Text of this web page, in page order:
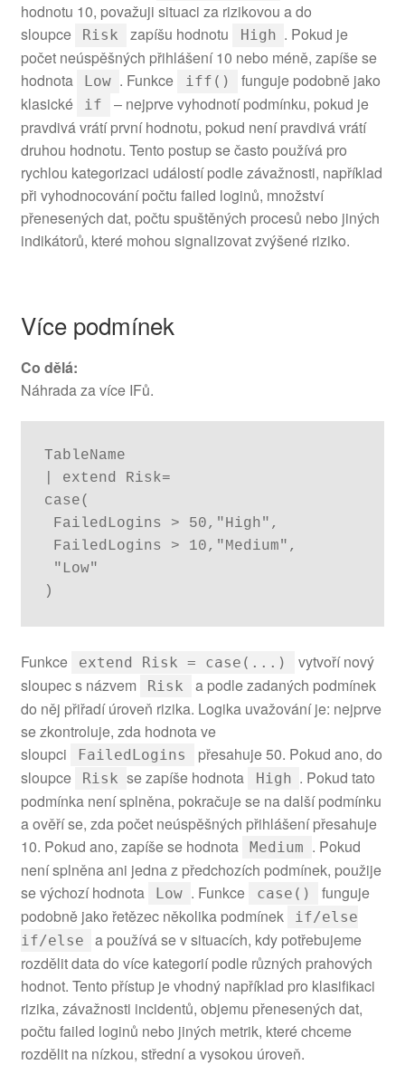
hodnotu 10, považuji situaci za rizikovou a do
sloupce
Risk zapíšu hodnotu High . Pokud je
počet neúspěšných přihlášení 10 nebo méně, zapíše se
hodnota
Low . Funkce iff()
funguje podobně jako
klasické
if
– nejprve vyhodnotí podmínku, pokud je
pravdivá vrátí první hodnotu, pokud není pravdivá vrátí
druhou hodnotu. Tento postup se často používá pro
rychlou kategorizaci událostí podle závažnosti, například
při vyhodnocování počtu failed loginů, množství
přenesených dat, počtu spuštěných procesů nebo jiných
indikátorů, které mohou signalizovat zvýšené riziko.
Více podmínek
Co dělá:
Náhrada za více IFů.
TableName
| extend Risk=
case(
)
Funkce extend Risk = case(...)
vytvoří nový
sloupec s názvem
Risk
a podle zadaných podmínek
do něj přiřadí úroveň rizika. Logika uvažování je: nejprve
se zkontroluje, zda hodnota ve
sloupci
FailedLogins
přesahuje 50. Pokud ano, do
sloupce
Risk se zapíše hodnota High . Pokud tato
podmínka není splněna, pokračuje se na další podmínku
a ověří se, zda počet neúspěšných přihlášení přesahuje
10. Pokud ano, zapíše se hodnota
Medium . Pokud
není splněna ani jedna z předchozích podmínek, použije
se výchozí hodnota
Low . Funkce case()
funguje
podobně jako řetězec několika podmínek
if/else
if/else
a používá se v situacích, kdy potřebujeme
rozdělit data do více kategorií podle různých prahových
hodnot. Tento přístup je vhodný například pro klasifikaci
rizika, závažnosti incidentů, objemu přenesených dat,
počtu failed loginů nebo jiných metrik, které chceme
rozdělit na nízkou, střední a vysokou úroveň.